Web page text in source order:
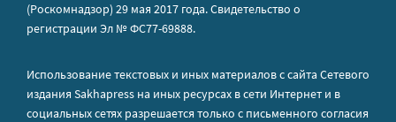
(Роскомнадзор) 29 мая 2017 года. Свидетельство о
регистрации Эл № ФС77-69888.
Использование текстовых и иных материалов с сайта Сетевого
издания Sakhapress на иных ресурсах в сети Интернет и в
социальных сетях разрешается только с письменного согласия